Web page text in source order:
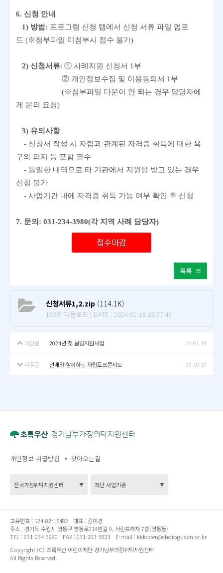
6. 신청 안내
1) 방법: 프로그램 신청 탭에서 신청 서류 파일 업로
드 (※첨부파일 미첨부시 접수 불가)
2) 신청서류: ① 사례지원 신청서 1부
② 개인정보수집 및 이용동의서 1부
(※첨부파일 다운이 안 되는 경우 담당자에
게 문의 요청)
3) 유의사항
- 신청서 작성 시 자립과 관계된 자격증 취득에 대한 욕
구와 의지 등 포함 필수
- 동일한 내역으로 타 기관에서 지원을 받고 있는 경우
신청 불가
- 사업기간 내에 자격증 취득 가능 여부 확인 후 신청
7. 문의: 031-234-3980(각 지역 사례 담당자)
접수마감
목록
신청서류1,2.zip (114.1K)
192회 다운로드 | DATE : 2024-01-19 15:37:45
이전글 2024년 첫 살림지원사업 24.01.19
다음글 선배와 함께하는 자립토크콘서트 23.10.19
개인정보 취급방침 찾아오는길
고유번호 : 124-82-16482 대표 : 김미경
주소 : 경기도 수원시 영통구 영통로214번길 9, 서린프라자 7층(영통동)
TEL : 031-234-3980 FAX : 031-203-5323 E-mail : kkfoster@chorogusan.or.kr
Copyright (C) 초록우산 어린이재단 경기남부가정위탁지원센터
All Rights Reserved.